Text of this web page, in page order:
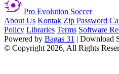
Pro Evolution Soccer
About Us Kontak Zip Password
Policy Libraries Terms Software
Powered by Bagas 31 | Download
© Copyright 2026, All Rights